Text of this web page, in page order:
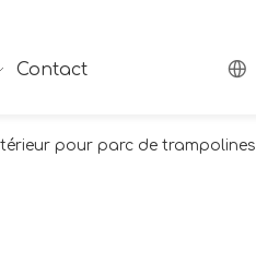
Contact
pour parc de